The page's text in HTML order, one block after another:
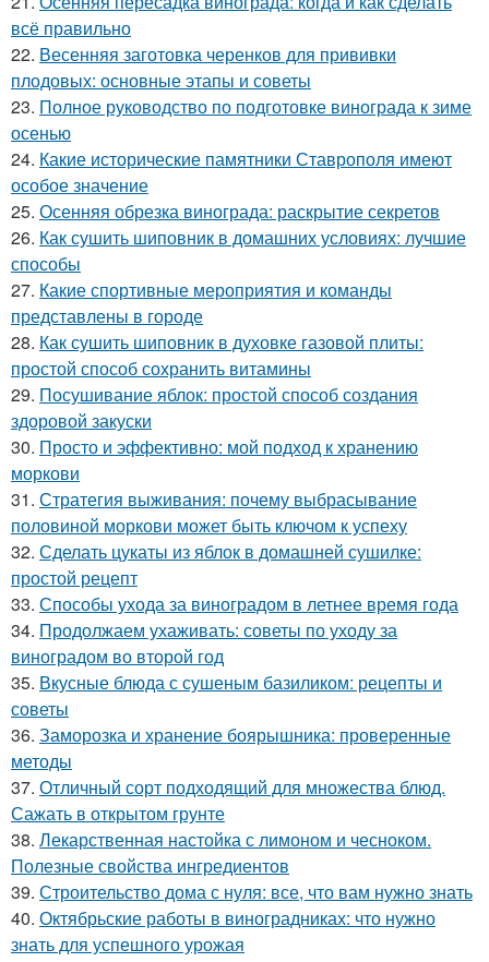
всё правильно
22. Весенняя заготовка черенков для прививки
плодовых: основные этапы и советы
23. Полное руководство по подготовке винограда к зиме
осенью
24. Какие исторические памятники Ставрополя имеют
особое значение
25. Осенняя обрезка винограда: раскрытие секретов
26. Как сушить шиповник в домашних условиях: лучшие
способы
27. Какие спортивные мероприятия и команды
представлены в городе
28. Как сушить шиповник в духовке газовой плиты:
простой способ сохранить витамины
29. Посушивание яблок: простой способ создания
здоровой закуски
30. Просто и эффективно: мой подход к хранению
моркови
31. Стратегия выживания: почему выбрасывание
половиной моркови может быть ключом к успеху
32. Сделать цукаты из яблок в домашней сушилке:
простой рецепт
33. Способы ухода за виноградом в летнее время года
34. Продолжаем ухаживать: советы по уходу за
виноградом во второй год
35. Вкусные блюда с сушеным базиликом: рецепты и
советы
36. Заморозка и хранение боярышника: проверенные
методы
37. Отличный сорт подходящий для множества блюд.
Сажать в открытом грунте
38. Лекарственная настойка с лимоном и чесноком.
Полезные свойства ингредиентов
39. Строительство дома с нуля: все, что вам нужно знать
40. Октябрьские работы в виноградниках: что нужно
знать для успешного урожая